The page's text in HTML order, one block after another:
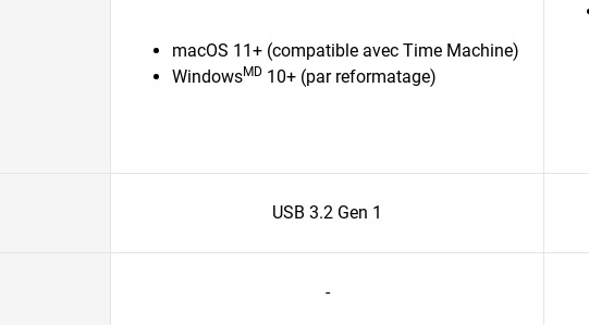
macOS 11+ (compatible avec Time Machine)
WindowsMD 10+ (par reformatage)
USB 3.2 Gen 1
-